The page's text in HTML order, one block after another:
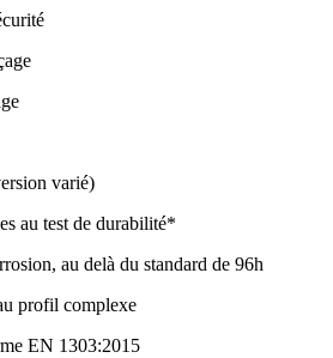
varié)
au test de durabilité*
au delà du standard de 96h
profil complexe
EN 1303:2015